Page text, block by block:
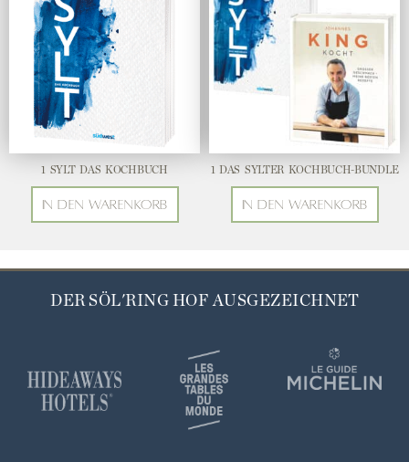
1 SYLT DAS KOCHBUCH
In den Warenkorb
1 DAS SYLTER KOCHBUCH-BUNDLE
In den Warenkorb
DER SÖL'RING HOF AUSGEZEICHNET